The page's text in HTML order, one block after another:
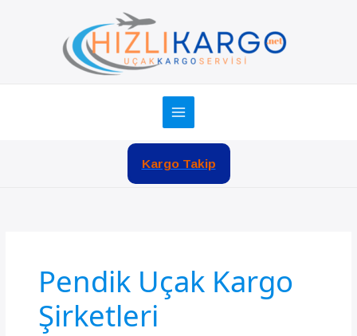
Kargo Takip
Pendik Uçak Kargo
Şirketleri